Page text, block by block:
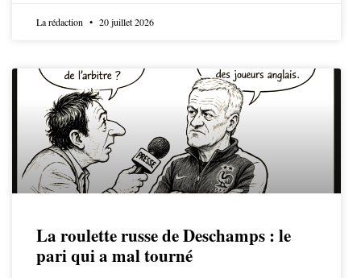
La rédaction 20 juillet 2026
La roulette russe de Deschamps : le
pari qui a mal tourné